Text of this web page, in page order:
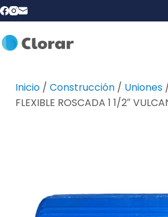
Inicio / Construcción / Uniones
FLEXIBLE ROSCADA 1 1/2″